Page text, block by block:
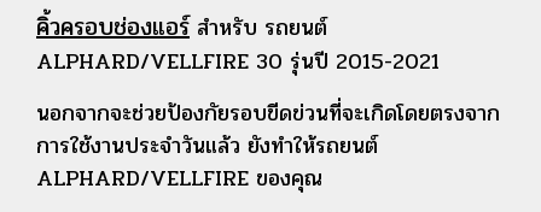
คิ้วครอบช่องแอร์สำหรับ รถยนต์
ALPHARD/VELLFIRE 30 รุ่นปี 2015-2021
นอกจากจะช่วยป้องกัยรอบขีดข่วนที่จะเกิดโดยตรงจาก
การใช้งานประจำวันแล้ว ยังทำให้รถยนต์
ALPHARD/VELLFIRE ของคุณ